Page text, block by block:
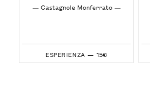
— Castagnole Monferrato —
ESPERIENZA — 15€